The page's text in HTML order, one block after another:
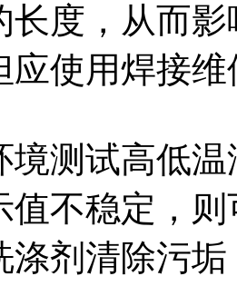
长度，从而
应使用焊接
试高低温
值不稳定，
涤剂清除污